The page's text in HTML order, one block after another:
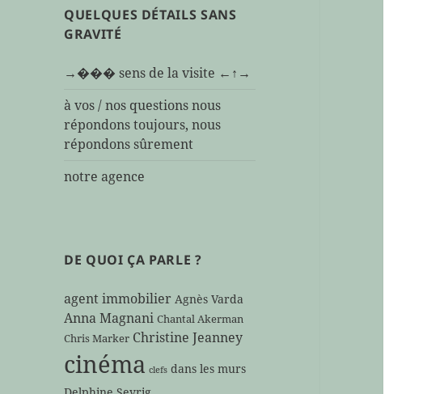
QUELQUES DÉTAILS SANS
GRAVITÉ
→��� sens de la visite ←↑→
à vos / nos questions nous
répondons toujours, nous
répondons sûrement
notre agence
DE QUOI ÇA PARLE ?
agent immobilier Agnès Varda
Anna Magnani Chantal Akerman
Chris Marker Christine Jeanney
cinéma clefs dans les murs